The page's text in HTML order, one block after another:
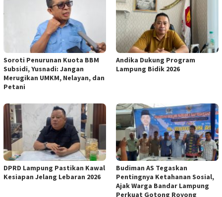
Soroti Penurunan Kuota BBM
Subsidi, Yusnadi: Jangan
Merugikan UMKM, Nelayan, dan
Petani
Andika Dukung Program
Lampung Bidik 2026
DPRD Lampung Pastikan Kawal
Kesiapan Jelang Lebaran 2026
Budiman AS Tegaskan
Pentingnya Ketahanan Sosial,
Ajak Warga Bandar Lampung
Perkuat Gotong Royong